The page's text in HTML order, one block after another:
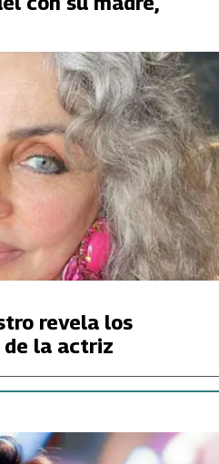
revela los
de la actriz